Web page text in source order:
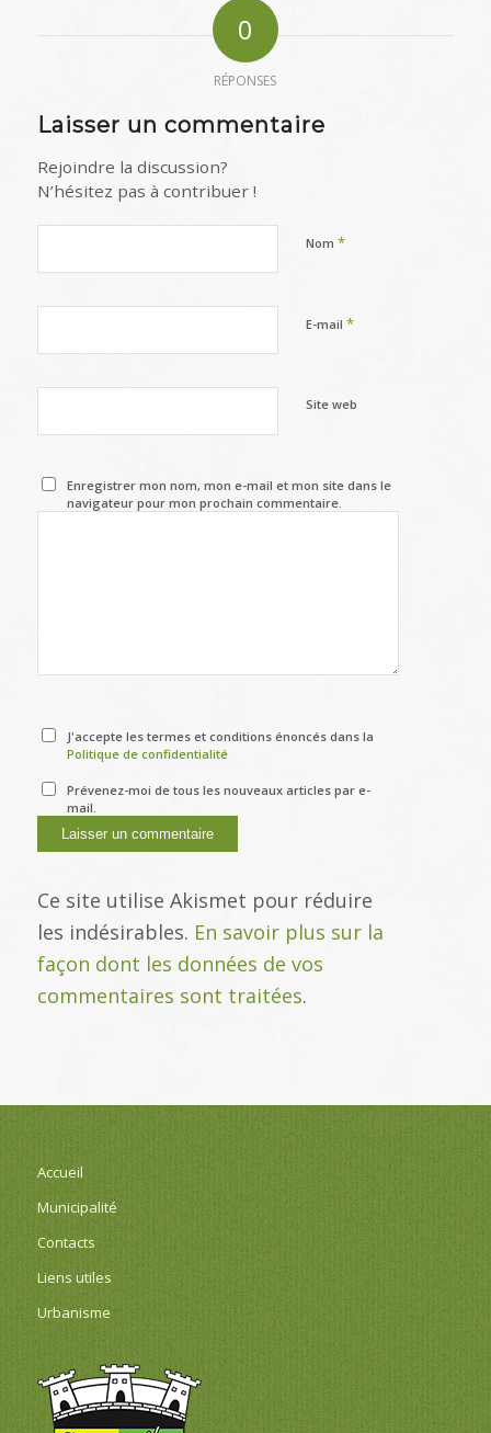
0
RÉPONSES
Laisser un commentaire
Rejoindre la discussion?
N’hésitez pas à contribuer !
Nom *
E-mail *
Site web
Enregistrer mon nom, mon e-mail et mon site dans le
navigateur pour mon prochain commentaire.
J'accepte les termes et conditions énoncés dans la
Politique de confidentialité
Prévenez-moi de tous les nouveaux articles par e-
mail.
Ce site utilise Akismet pour réduire
les indésirables. En savoir plus sur la
façon dont les données de vos
commentaires sont traitées.
Accueil
Municipalité
Contacts
Liens utiles
Urbanisme